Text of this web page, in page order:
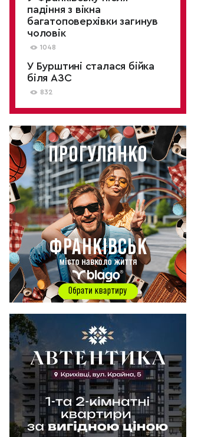
падіння з вікна
багатоповерхівки загинув
чоловік
1048
У Бурштині сталася бійка
біля АЗС
832